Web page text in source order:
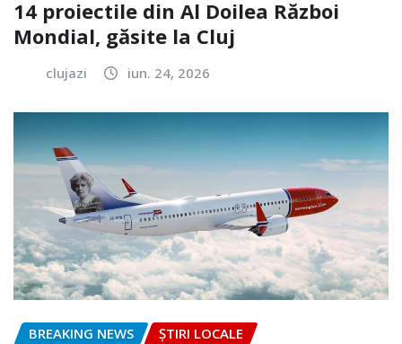
14 proiectile din Al Doilea Război
Mondial, găsite la Cluj
clujazi iun. 24, 2026
BREAKING NEWS ȘTIRI LOCALE